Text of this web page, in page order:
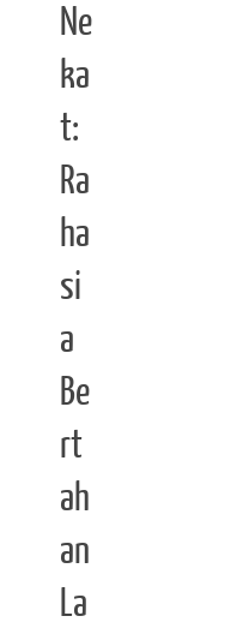
Ne
ka
t:
Ra
ha
si
a
Be
rt
ah
an
La